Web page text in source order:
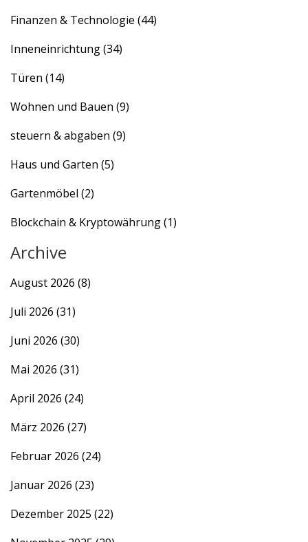
Finanzen & Technologie (44)
Inneneinrichtung(34)
Türen (14)
Wohnen und Bauen (9)
steuern & abgaben (9)
Haus und Garten (5)
Gartenmöbel (2)
Blockchain & Kryptowährung(1)
Archive
August 2026 (8)
Juli 2026 (31)
Juni 2026 (30)
Mai 2026 (31)
April 2026 (24)
März 2026 (27)
Februar 2026 (24)
Januar 2026 (23)
Dezember 2025 (22)